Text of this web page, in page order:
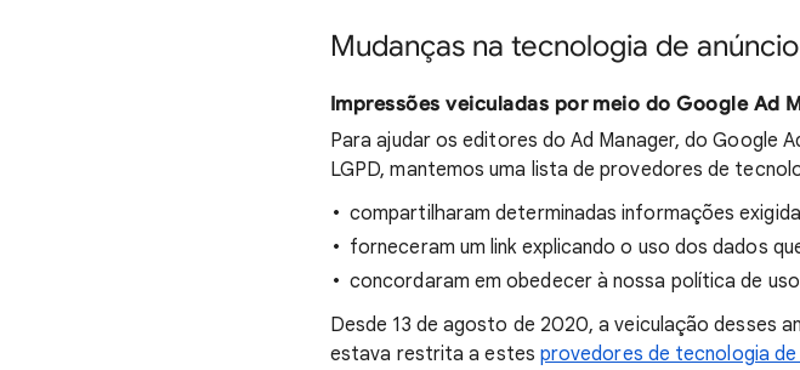
Mudanças na tecnologia de
Impressões veiculadas por meio do Google Ad
Para ajudar os editores do Ad Manager, do Google
LGPD, mantemos uma lista de provedores de
compartilharam determinadas informações
forneceram um link explicando o uso dos dados
concordaram em obedecer à nossa política de
Desde 13 de agosto de 2020, a veiculação desses
estava restrita a estes provedores de tecnologia